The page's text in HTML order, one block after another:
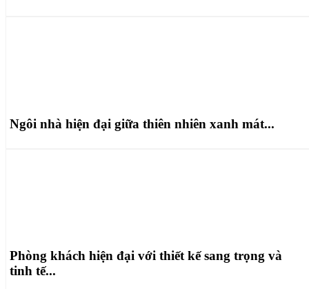
Ngôi nhà hiện đại giữa thiên nhiên xanh mát...
Phòng khách hiện đại với thiết kế sang trọng và
tinh tế...